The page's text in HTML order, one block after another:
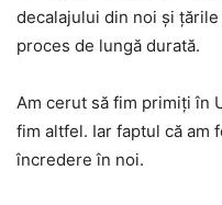
decalajului din noi și
proces de lungă durată.
Am cerut să fim primiți în
fim altfel. Iar faptul că am
încredere în noi.